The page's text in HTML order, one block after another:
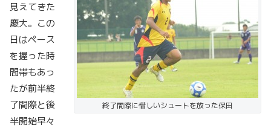
終了間際に惜しいシュートを放った保田
見えてきた
慶大。この
日はペース
を握った時
間帯もあっ
たが前半終
了間際と後
半開始早々